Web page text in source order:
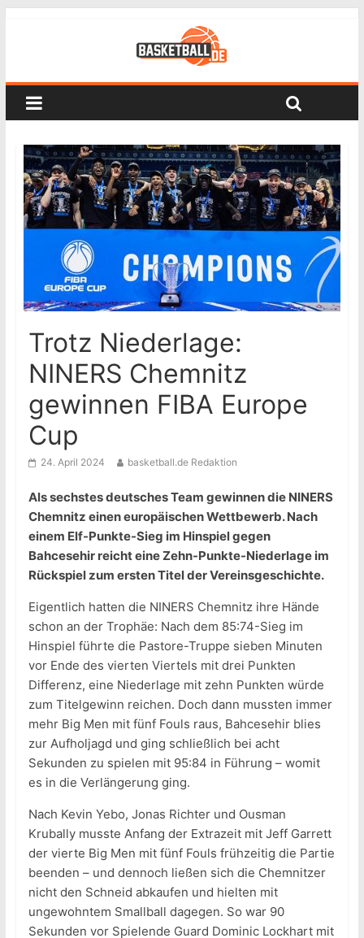
Trotz Niederlage:
NINERS Chemnitz
gewinnen FIBA Europe
Cup
24. April 2024 basketball.de Redaktion
Als sechstes deutsches Team gewinnen die NINERS
Chemnitz einen europäischen Wettbewerb. Nach
einem Elf-Punkte-Sieg im Hinspiel gegen
Bahcesehir reicht eine Zehn-Punkte-Niederlage im
Rückspiel zum ersten Titel der Vereinsgeschichte.
Eigentlich hatten die NINERS Chemnitz ihre Hände
schon an der Trophäe: Nach dem 85:74-Sieg im
Hinspiel führte die Pastore-Truppe sieben Minuten
vor Ende des vierten Viertels mit drei Punkten
Differenz, eine Niederlage mit zehn Punkten würde
zum Titelgewinn reichen. Doch dann mussten immer
mehr Big Men mit fünf Fouls raus, Bahcesehir blies
zur Aufholjagd und ging schließlich bei acht
Sekunden zu spielen mit 95:84 in Führung – womit
es in die Verlängerung ging.
Nach Kevin Yebo, Jonas Richter und Ousman
Krubally musste Anfang der Extrazeit mit Jeff Garrett
der vierte Big Men mit fünf Fouls frühzeitig die Partie
beenden – und dennoch ließen sich die Chemnitzer
nicht den Schneid abkaufen und hielten mit
ungewohntem Smallball dagegen. So war 90
Sekunden vor Spielende Guard Dominic Lockhart mit